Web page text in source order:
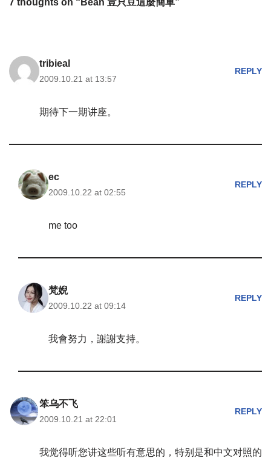
7 thoughts on “Bean 豈只豆這麼簡單”
tribieal
2009.10.21 at 13:57
REPLY
期待下一期讲座。
ec
2009.10.22 at 02:55
REPLY
me too
梵婗
2009.10.22 at 09:14
REPLY
我會努力，謝謝支持。
笨乌不飞
2009.10.21 at 22:01
REPLY
我觉得听您讲这些听有意思的，特别是和中文对照的